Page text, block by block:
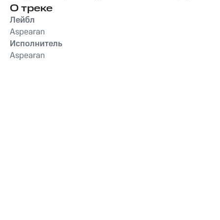
О треке
Лейбл
Aspearan
Исполнитель
Aspearan